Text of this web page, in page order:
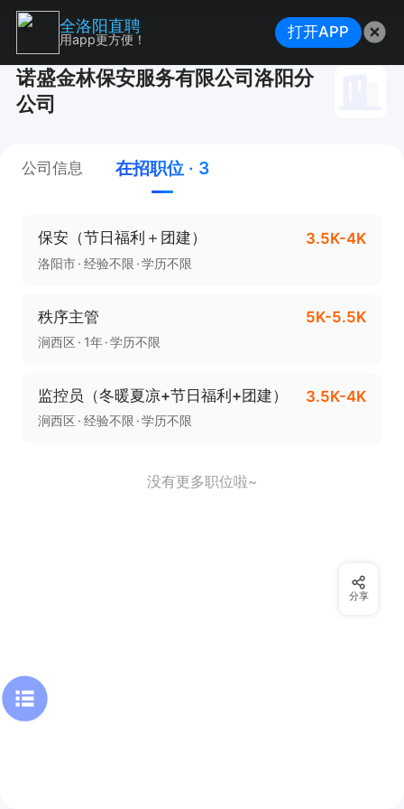
诺盛金林保安服务有限公司洛阳分
公司
公司信息 在招职位 · 3
保安（节日福利＋团建） 3.5K-4K
洛阳市 经验不限 学历不限
秩序主管 5K-5.5K
涧西区 1年 学历不限
监控员（冬暖夏凉+节日福利+团建） 3.5K-4K
涧西区 经验不限 学历不限
没有更多职位啦~
分享
全洛阳直聘
用app更方便！ 打开APP